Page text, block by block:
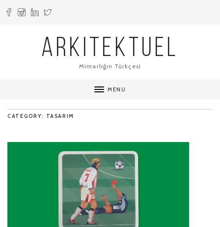
ARKITEKTUEL
Mimarlığın Türkçesi
MENU
CATEGORY: TASARIM